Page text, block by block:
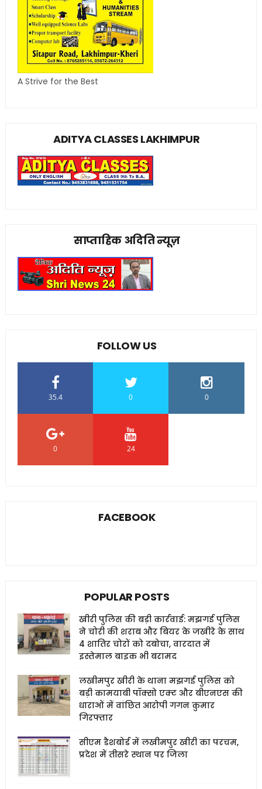
A Strive for the Best
ADITYA CLASSES LAKHIMPUR
साप्ताहिक अदिति न्यूज़
FOLLOW US
35.4 0 0
0 24
FACEBOOK
POPULAR POSTS
खीरी पुलिस की बड़ी कार्रवाई: मझगई पुलिस
ने चोरी की शराब और बियर के जखीरे के साथ
4 शातिर चोरों को दबोचा, वारदात में
इस्तेमाल बाइक भी बरामद
लखीमपुर खीरी के थाना मझगई पुलिस को
बड़ी कामयाबी पॉक्सो एक्ट और बीएनएस की
धाराओं में वांछित आरोपी गगन कुमार
गिरफ्तार
सीएम डैशबोर्ड में लखीमपुर खीरी का परचम,
प्रदेश में तीसरे स्थान पर जिला